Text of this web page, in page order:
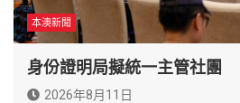
本澳新聞
身份證明局擬統一主管社團
2026年8月11日